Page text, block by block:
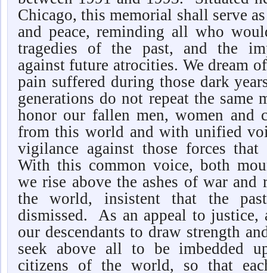
Chicago, this memorial shall serve
and peace, reminding all who
tragedies of the past, and the
against future atrocities. We dream
pain suffered during those dark
generations do not repeat the
honor our fallen men, women and
from this world and with unified
vigilance against those forces
With this common voice, both
we rise above the ashes of war and
the world, insistent that the
dismissed. As an appeal to justice,
our descendants to draw strength
seek above all to be imbedded
citizens of the world, so that